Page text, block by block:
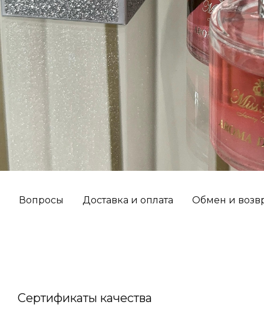
Вопросы Доставка и оплата Обмен и
Сертификаты качества